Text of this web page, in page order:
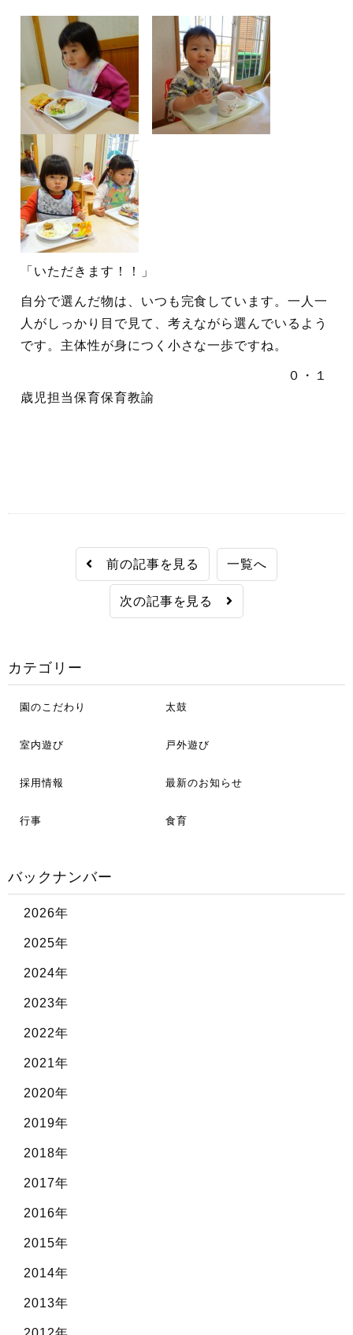
「いただきます！！」
自分で選んだ物は、いつも完食しています。一人一
人がしっかり目で見て、考えながら選んでいるよう
です。主体性が身につく小さな一歩ですね。
０・１
歳児担当保育保育教諭
前の記事を見る 一覧へ
次の記事を見る
カテゴリー
園のこだわり 太鼓
室内遊び 戸外遊び
採用情報 最新のお知らせ
行事 食育
バックナンバー
2026年
2025年
2024年
2023年
2022年
2021年
2020年
2019年
2018年
2017年
2016年
2015年
2014年
2013年